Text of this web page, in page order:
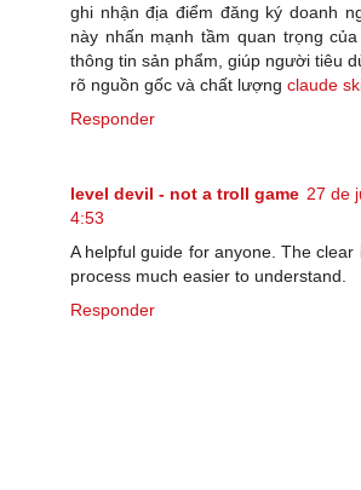
ghi nhận địa điểm đăng ký doanh
này nhấn mạnh tầm quan trọng
thông tin sản phẩm, giúp người tiêu
rõ nguồn gốc và chất lượng claude
Responder
level devil - not a troll game 27 de
4:53
A helpful guide for anyone. The
process much easier to understand.
Responder